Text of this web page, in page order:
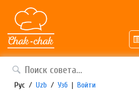
Рус / Uzb / Узб | Войти